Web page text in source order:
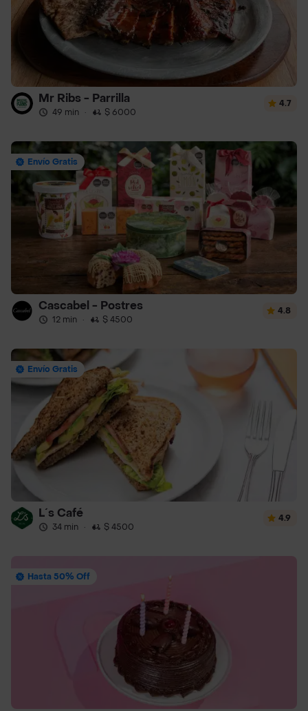
Mr Ribs - Parrilla
49 min · $ 6000
4.7
Envío Gratis
Cascabel - Postres
12 min · $ 4500
4.8
Envío Gratis
L´s Café
34 min · $ 4500
4.9
Hasta 50% Off